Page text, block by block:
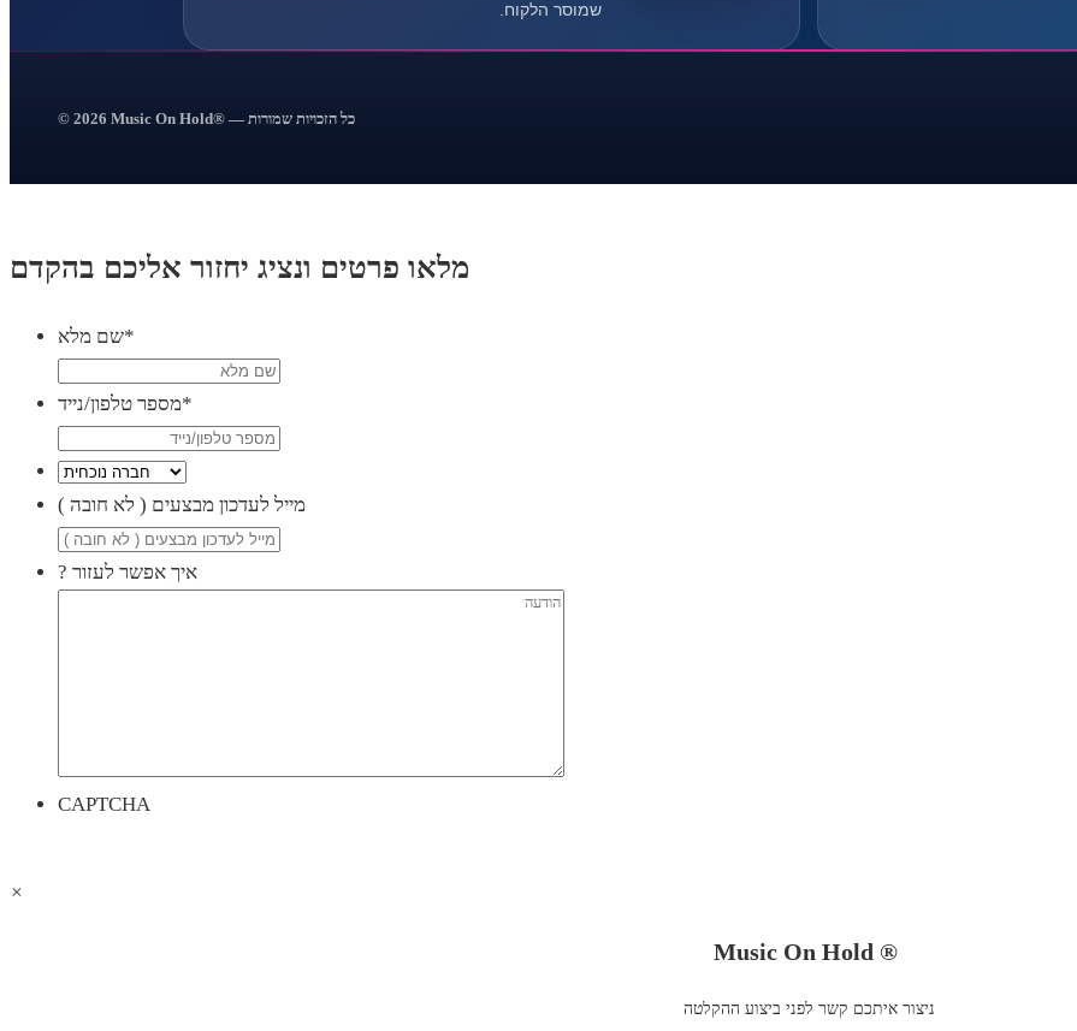
שמוסר הלקוח.
© 2026 Music On Hold® — כל הזכויות שמורות
מלאו פרטים ונציג יחזור אליכם בהקדם
שם מלא*
מספר טלפון/נייד*
( מייל לעדכון מבצעים ( לא חובה
? איך אפשר לעזור
CAPTCHA
×
Music On Hold ®
ניצור איתכם קשר לפני ביצוע ההקלטה